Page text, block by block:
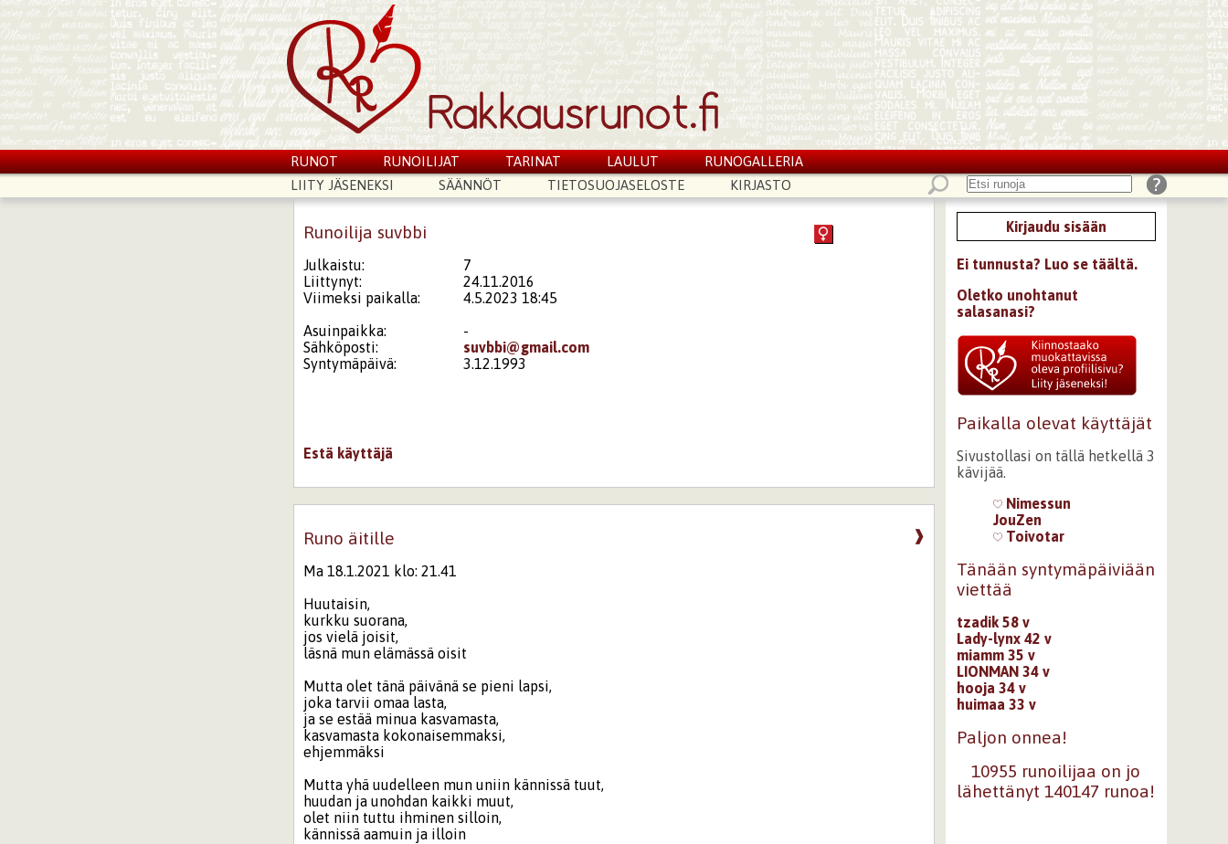
RUNOT RUNOILIJAT TARINAT LAULUT
RUNOGALLERIA
LIITY JÄSENEKSI
SÄÄNNÖT TIETOSUOJASELOSTE KIRJASTO
Runoilija suvbbi
Julkaistu:
7
Liittynyt:
24.11.2016
Viimeksi paikalla:
4.5.2023 18:45
Asuinpaikka:
-
Sähköposti:
suvbbi@gmail.com
Syntymäpäivä:
3.12.1993
Estä käyttäjä
❱
Runo äitille
Ma 18.1.2021 klo: 21.41
Huutaisin,
kurkku suorana,
jos vielä joisit,
läsnä mun elämässä oisit
Mutta olet tänä päivänä se pieni lapsi,
joka tarvii omaa lasta,
ja se estää minua kasvamasta,
kasvamasta kokonaisemmaksi,
ehjemmäksi
Mutta yhä uudelleen mun uniin kännissä tuut,
huudan ja unohdan kaikki muut,
olet niin tuttu ihminen silloin,
kännissä aamuin ja illoin
Kirjaudu sisään
Ei tunnusta? Luo se täältä.
Oletko unohtanut
salasanasi?
Paikalla olevat käyttäjät
Sivustollasi on tällä hetkellä 3
kävijää.
Nimessun
JouZen
Toivotar
Tänään syntymäpäiviään
viettää
tzadik 58 v
Lady-lynx 42 v
miamm 35 v
LIONMAN 34 v
hooja 34 v
huimaa 33 v
Paljon onnea!
10955 runoilijaa on jo
lähettänyt 140147 runoa!